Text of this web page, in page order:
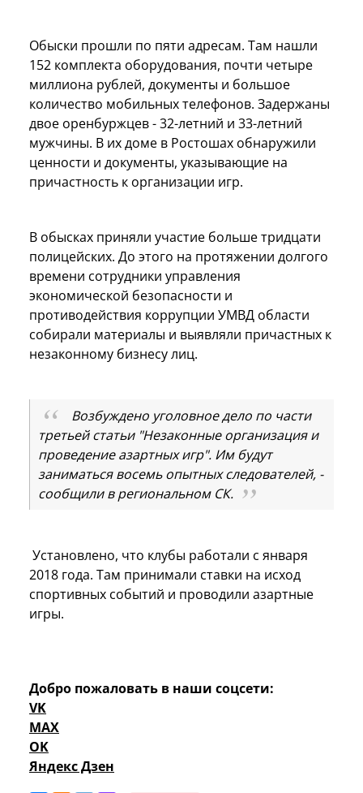
Обыски прошли по пяти адресам. Там нашли
152 комплекта оборудования, почти четыре
миллиона рублей, документы и большое
количество мобильных телефонов. Задержаны
двое оренбуржцев - 32-летний и 33-летний
мужчины. В их доме в Ростошах обнаружили
ценности и документы, указывающие на
причастность к организации игр.
В обысках приняли участие больше тридцати
полицейских. До этого на протяжении долгого
времени сотрудники управления
экономической безопасности и
противодействия коррупции УМВД области
собирали материалы и выявляли причастных к
незаконному бизнесу лиц.
Возбуждено уголовное дело по части
третьей статьи "Незаконные организация и
проведение азартных игр". Им будут
заниматься восемь опытных следователей, -
сообщили в региональном СК.
Установлено, что клубы работали с января
2018 года. Там принимали ставки на исход
спортивных событий и проводили азартные
игры.
Добро пожаловать в наши соцсети:
VK
MAX
OK
Яндекс Дзен